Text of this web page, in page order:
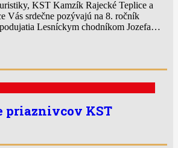
KST Kamzík Rajecké Teplice a
Vás srdečne pozývajú na 8. ročník
Lesníckym chodníkom Jozefa…
priaznivcov KST